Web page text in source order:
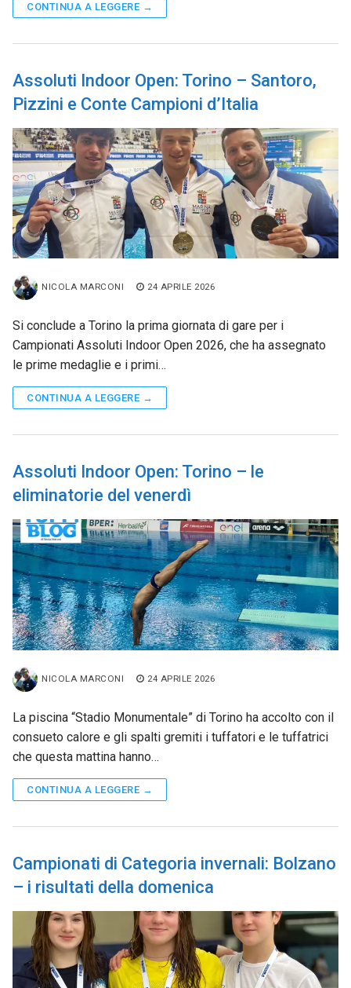
CONTINUA A LEGGERE →
Assoluti Indoor Open: Torino – Santoro,
Pizzini e Conte Campioni d’Italia
NICOLA MARCONI 24 APRILE 2026
Si conclude a Torino la prima giornata di gare per i
Campionati Assoluti Indoor Open 2026, che ha assegnato
le prime medaglie e i primi…
CONTINUA A LEGGERE →
Assoluti Indoor Open: Torino – le
eliminatorie del venerdì
NICOLA MARCONI 24 APRILE 2026
La piscina “Stadio Monumentale” di Torino ha accolto con il
consueto calore e gli spalti gremiti i tuffatori e le tuffatrici
che questa mattina hanno…
CONTINUA A LEGGERE →
Campionati di Categoria invernali: Bolzano
– i risultati della domenica